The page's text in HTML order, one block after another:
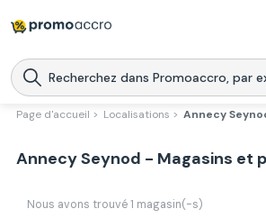
Magasins
Produits
Promoaccro
Page d'accueil > Localisations > Annecy
Annecy Seynod - Magasins et
Nous avons trouvé 1 magasin(-s)